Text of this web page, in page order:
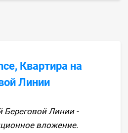
Квартира на
Линии
Береговой Линии -
вложение.